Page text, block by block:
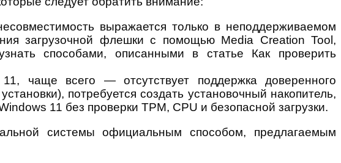
выражается только в неподдерживаемом
загрузочной флешки с помощью Media Creation Tool,
способами, описанными в статье Как проверить
чаще всего — отсутствует поддержка доверенного
потребуется создать установочный накопитель,
11 без проверки TPM, CPU и безопасной загрузки.
системы официальным способом, предлагаемым